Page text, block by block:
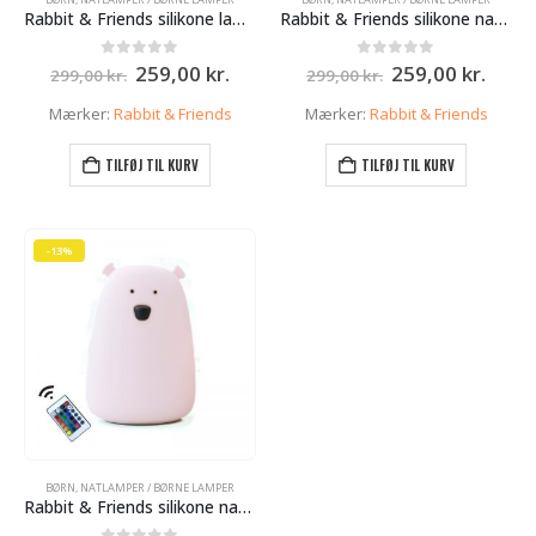
Rabbit & Friends silikone lampe med USB fjernbetjening – Hvid – Store Bjørn – 16cm
ud af 5
299,00kr. Den
oprindelige
pris
299,00 kr..
259,00 kr.Den
pris
259,00 kr..
Mærker: Rabbit & Friends
TILFØJ TIL KURV
Rabbit & Friends silikone natlampe med USB fjernbetjening – Lyseblå – Store Bjørn – 16cm
ud af 5
299,00kr. Den
oprindelige
pris
299,00 kr..
259,00 kr.Den
pris
Mærker: Rabbit & Friends
TILFØJ TIL KURV
-13%
BØRN, NATLAMPER / BØRNE LAMPER
Rabbit & Friends silikone natlampe med USB fjernbetjening – Lyserød – Store Bjørn – 16cm